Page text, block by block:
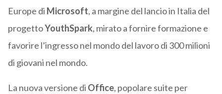
Europe di Microsoft, a margine del lancio in Italia del
progettoYouthSpark, mirato a fornire formazione e
favorire l’ingresso nel mondo del lavoro di 300 milioni
di giovani nel mondo.
La nuova versione di Office, popolare suite per